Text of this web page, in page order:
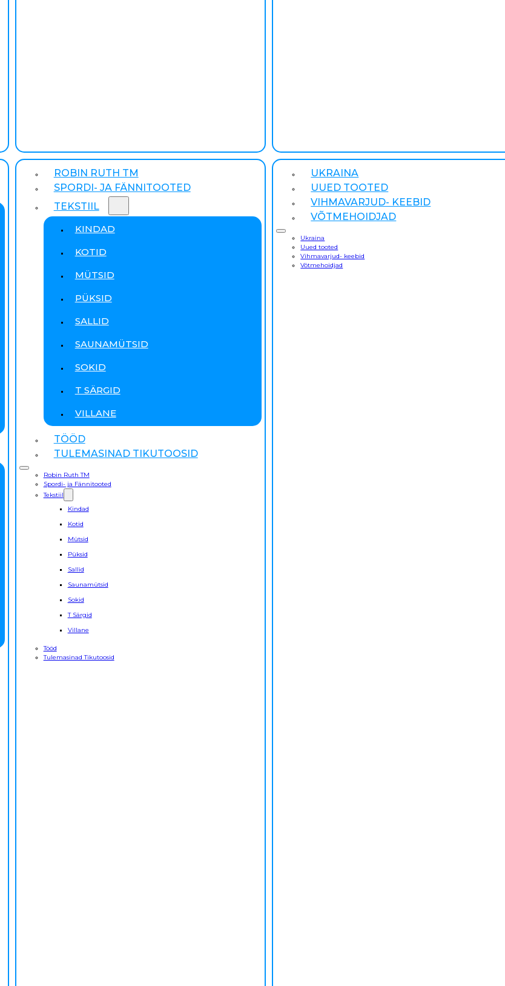
ROBIN RUTH TM
SPORDI- JA FÄNNITOOTED
TEKSTIIL
KINDAD
KOTID
MÜTSID
PÜKSID
SALLID
SAUNAMÜTSID
SOKID
T SÄRGID
VILLANE
TÖÖD
TULEMASINAD TIKUTOOSID
Robin Ruth TM
Spordi- ja Fännitooted
Tekstiil
Kindad
Kotid
Mütsid
Püksid
Sallid
Saunamütsid
Sokid
T Särgid
Villane
Tööd
Tulemasinad Tikutoosid
UKRAINA
UUED TOOTED
VIHMAVARJUD- KEEBID
VÕTMEHOIDJAD
Ukraina
Uued tooted
Vihmavarjud- keebid
Võtmehoidjad